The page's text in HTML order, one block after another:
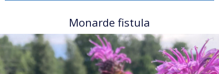
Monarde fistula